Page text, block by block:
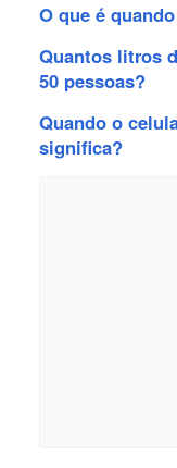
O que é
Quantos litros
50 pessoas?
Quando o
significa?